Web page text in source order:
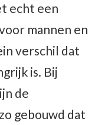
echt een
mannen en
verschil dat
is. Bij
de
gebouwd dat